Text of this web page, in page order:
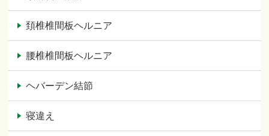
頚椎椎間板ヘルニア
腰椎椎間板ヘルニア
ヘバーデン結節
寝違え